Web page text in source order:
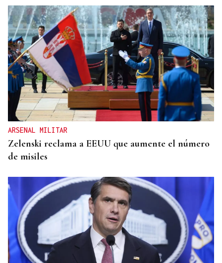
ARSENAL MILITAR
Zelenski reclama a EEUU que aumente el número
de misiles